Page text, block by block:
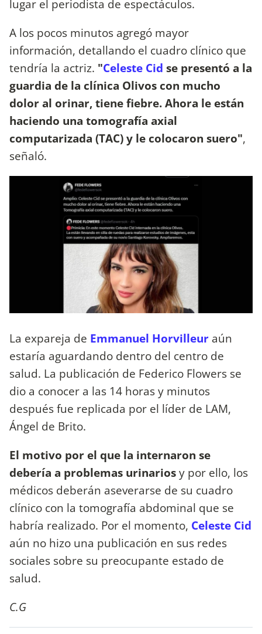
lugar el periodista de espectáculos.
A los pocos minutos agregó mayor
información, detallando el cuadro clínico que
tendría la actriz. "Celeste Cid se presentó a la
guardia de la clínica Olivos con mucho
dolor al orinar, tiene fiebre. Ahora le están
haciendo una tomografía axial
computarizada (TAC) y le colocaron suero",
señaló.
La expareja de Emmanuel Horvilleur aún
estaría aguardando dentro del centro de
salud. La publicación de Federico Flowers se
dio a conocer a las 14 horas y minutos
después fue replicada por el líder de LAM,
Ángel de Brito.
El motivo por el que la internaron se
debería a problemas urinariosy por ello, los
médicos deberán aseverarse de su cuadro
clínico con la tomografía abdominal que se
habría realizado. Por el momento, Celeste Cid
aún no hizo una publicación en sus redes
sociales sobre su preocupante estado de
salud.
C.G